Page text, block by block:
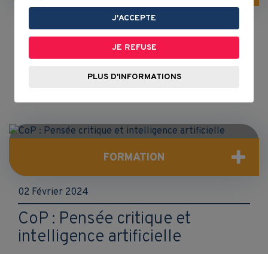
Une histoire pour enseigner
FORMATION
02 Février 2024
CoP : Pensée critique et
intelligence artificielle
J'ACCEPTE
JE REFUSE
PLUS D'INFORMATIONS